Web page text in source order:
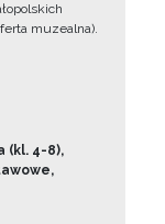
muzealna).
(kl. 4-8),